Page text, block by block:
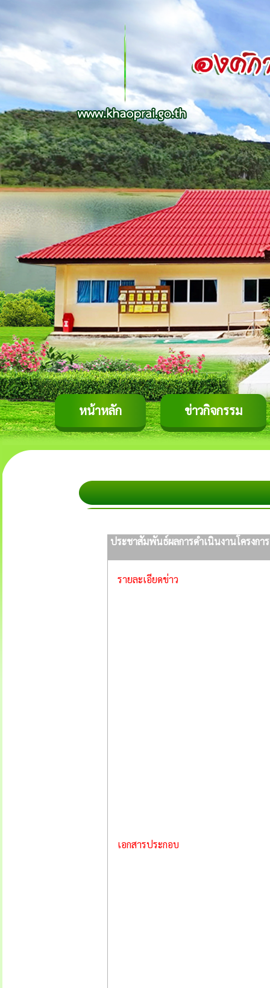
หน้าหลัก ข่าวกิจกรรม
ประชาสัมพันธ์ผลการดำเนินงานโครงก
รายละเอียดข่าว
เอกสารประกอบ